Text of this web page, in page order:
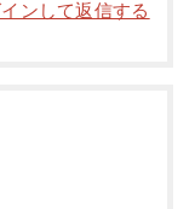
ンして返信する